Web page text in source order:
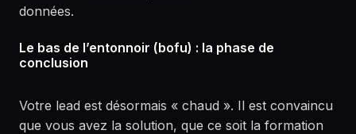
données.
Le bas de l’entonnoir (bofu) : la phase de
conclusion
Votre lead est désormais « chaud ». Il est convaincu
que vous avez la solution, que ce soit la formation